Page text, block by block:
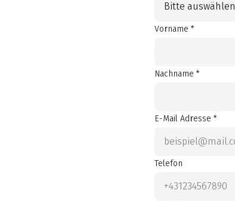
Bitte auswählen
Vorname *
Nachname *
E-Mail Adresse *
Telefon